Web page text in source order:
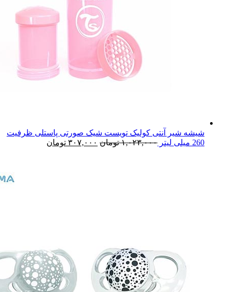
شیشه شیر آنتی کولیک تویست شیک صورتی پاستلی ظرفیت
260 میلی لیتر
۱,۰۲۳,۰۰۰ تومان ۳۰۷,۰۰۰ تومان